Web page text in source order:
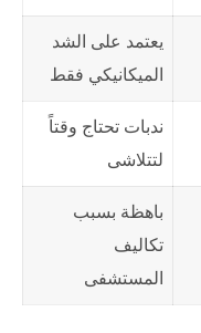
يعتمد على الشد
الميكانيكي فقط
ندبات تحتاج وقتاً
لتتلاشى
باهظة بسبب
تكاليف
المستشفى